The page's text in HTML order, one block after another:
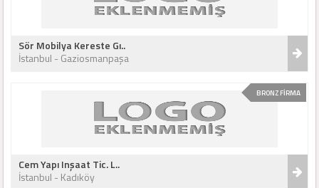
Sör Mobilya Kereste Gı..
İstanbul - Gaziosmanpaşa
BRONZ FİRMA
Cem Yapı Inşaat Tic. L..
İstanbul - Kadıköy